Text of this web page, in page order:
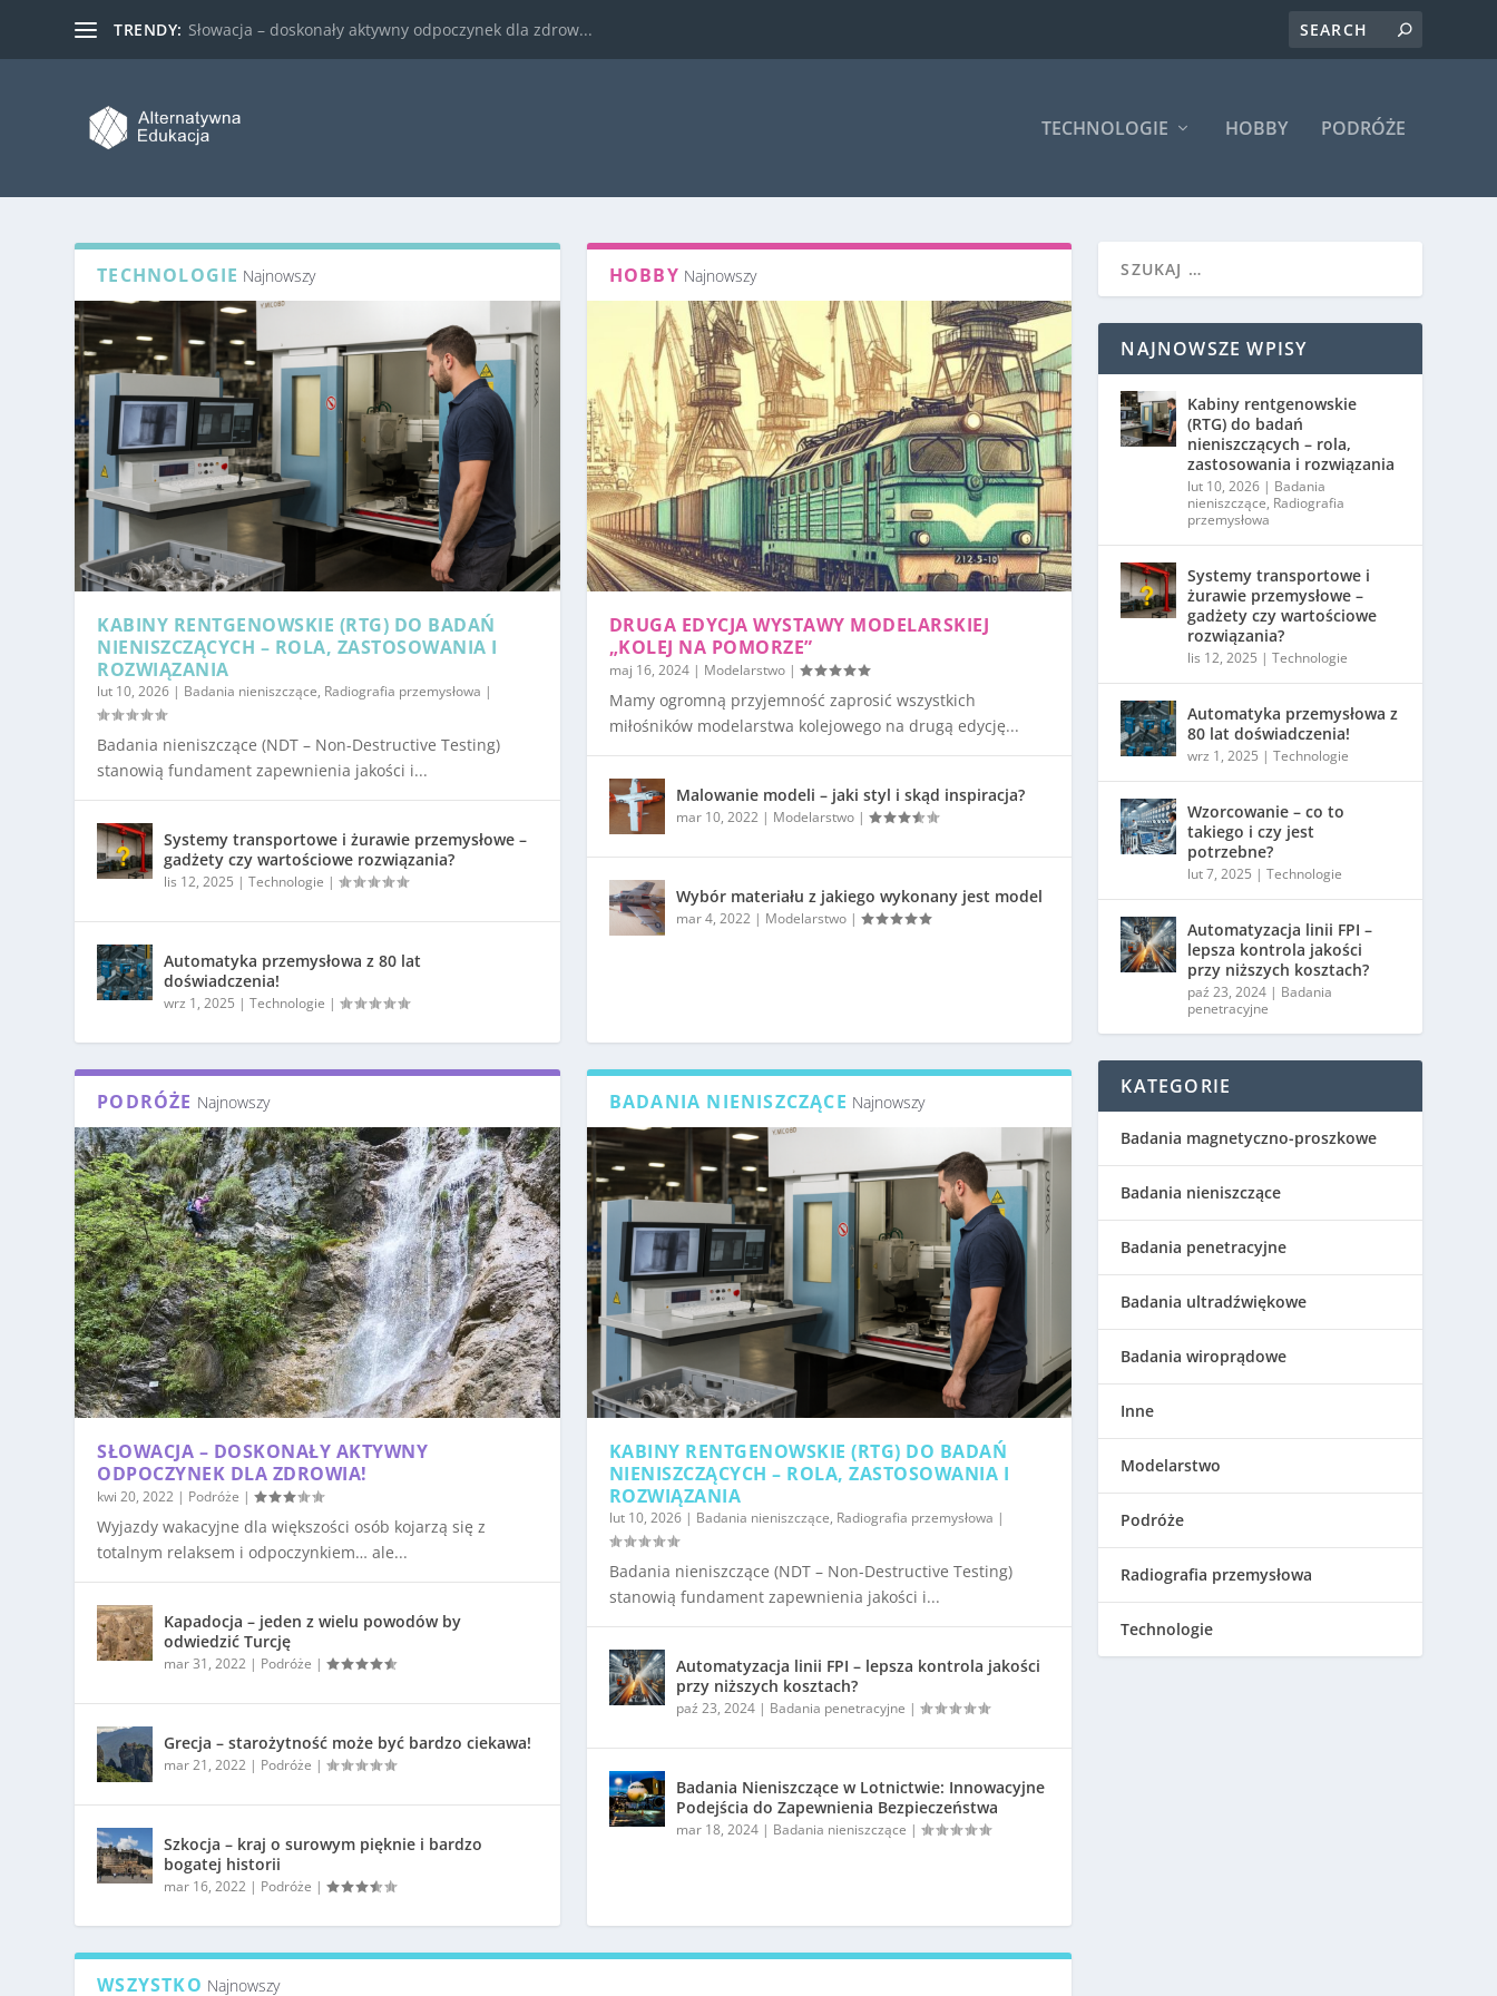
TRENDY: Słowacja – doskonały aktywny odpoczynek dla zdrow...
TECHNOLOGIE HOBBY PODRÓŻE
TECHNOLOGIE Najnowszy
KABINY RENTGENOWSKIE (RTG) DO BADAŃ
NIENISZCZĄCYCH – ROLA, ZASTOSOWANIA I
ROZWIĄZANIA
lut 10, 2026 | Badania nieniszczące, Radiografia przemysłowa |
Badania nieniszczące (NDT – Non-Destructive Testing)
stanowią fundament zapewnienia jakości i...
Systemy transportowe i żurawie przemysłowe –
gadżety czy wartościowe rozwiązania?
lis 12, 2025 |Technologie |
Automatyka przemysłowa z 80 lat
doświadczenia!
wrz 1, 2025 |Technologie |
HOBBY Najnowszy
DRUGA EDYCJA WYSTAWY MODELARSKIEJ
„KOLEJ NA POMORZE”
maj 16, 2024| Modelarstwo|
Mamy ogromną przyjemność zaprosić wszystkich
miłośników modelarstwa kolejowego na drugą edycję...
Malowanie modeli – jaki styl i skąd inspiracja?
mar 10, 2022 | Modelarstwo|
Wybór materiału z jakiego wykonany jest model
mar 4, 2022 | Modelarstwo|
PODRÓŻE Najnowszy
SŁOWACJA – DOSKONAŁY AKTYWNY
ODPOCZYNEK DLA ZDROWIA!
kwi 20, 2022 | Podróże |
Wyjazdy wakacyjne dla większości osób kojarzą się z
totalnym relaksem i odpoczynkiem… ale...
Kapadocja – jeden z wielu powodów by
odwiedzić Turcję
mar 31, 2022 | Podróże |
Grecja – starożytność może być bardzo ciekawa!
mar 21, 2022 | Podróże |
Szkocja – kraj o surowym pięknie i bardzo
bogatej historii
mar 16, 2022 | Podróże |
BADANIA NIENISZCZĄCE Najnowszy
KABINY RENTGENOWSKIE (RTG) DO BADAŃ
NIENISZCZĄCYCH – ROLA, ZASTOSOWANIA I
ROZWIĄZANIA
lut 10, 2026| Badania nieniszczące, Radiografia przemysłowa |
Badania nieniszczące (NDT – Non-Destructive Testing)
stanowią fundament zapewnienia jakości i...
Automatyzacja linii FPI – lepsza kontrola jakości
przy niższych kosztach?
paź 23, 2024| Badania penetracyjne |
Badania Nieniszczące w Lotnictwie: Innowacyjne
Podejścia do Zapewnienia Bezpieczeństwa
mar 18, 2024| Badania nieniszczące |
WSZYSTKO Najnowszy
NAJNOWSZE WPISY
Kabiny rentgenowskie
(RTG) do badań
nieniszczących – rola,
zastosowania i rozwiązania
lut 10, 2026 | Badania
nieniszczące, Radiografia
przemysłowa
Systemy transportowe i
żurawie przemysłowe –
gadżety czy wartościowe
rozwiązania?
lis 12, 2025 |Technologie
Automatyka przemysłowa z
80 lat doświadczenia!
wrz 1, 2025 |Technologie
Wzorcowanie – co to
takiego i czy jest
potrzebne?
lut 7, 2025 |Technologie
Automatyzacja linii FPI –
lepsza kontrola jakości
przy niższych kosztach?
paź 23, 2024 | Badania
penetracyjne
KATEGORIE
Badania magnetyczno-proszkowe
Badania nieniszczące
Badania penetracyjne
Badania ultradźwiękowe
Badania wiroprądowe
Inne
Modelarstwo
Podróże
Radiografia przemysłowa
Technologie